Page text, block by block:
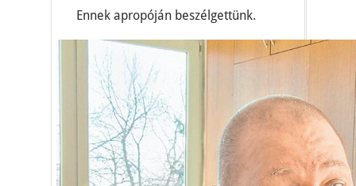
Ennek apropóján beszélgettünk.